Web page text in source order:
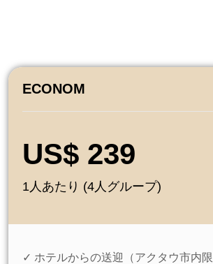
ECONOM
US$ 239
1人あたり (4人グループ)
✓ ホテルからの送迎（アクタウ市内限